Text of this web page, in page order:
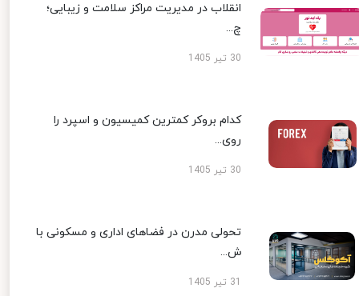
انقلاب در مدیریت مراکز سلامت و زیبایی؛
چ...
30 تیر 1405
کدام بروکر کمترین کمیسیون و اسپرد را
روی...
30 تیر 1405
تحولی مدرن در فضاهای اداری و مسکونی با
ش...